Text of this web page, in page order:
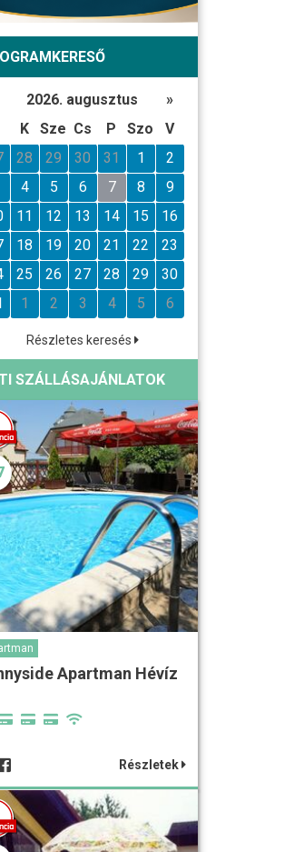
2026. augusztus
»
K Sze Cs P Szo
V
28 29 30 31 1
2
4 5 6 7 8
9
11 12 13 14 15
16
18 19 20 21 22
23
25 26 27 28 29
30
1 2 3 4 5 6
Részletes keresés
SZÁLLÁSAJÁNLATOK
Apartman Hévíz
Részletek